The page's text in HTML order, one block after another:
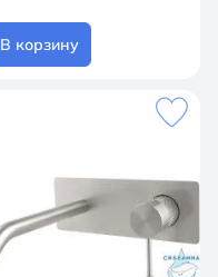
В корзину